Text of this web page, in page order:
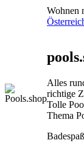
Wohnen
Alles
richtige
Tolle
Thema